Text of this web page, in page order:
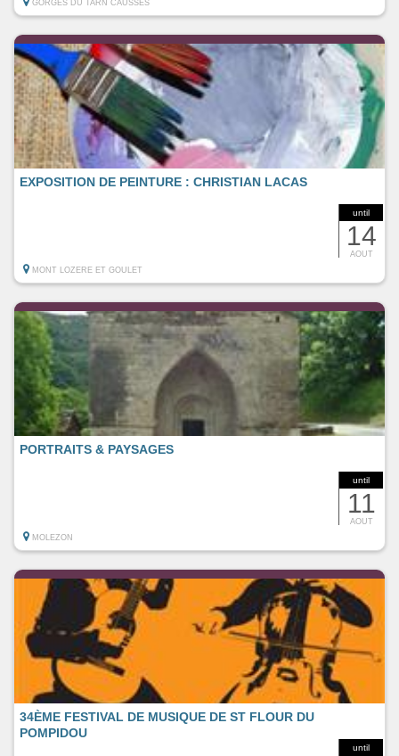
GORGES DU TARN CAUSSES
until
14
AOUT
EXPOSITION DE PEINTURE : CHRISTIAN LACAS
MONT LOZERE ET GOULET
until
11
AOUT
PORTRAITS & PAYSAGES
MOLEZON
until
34ÈME FESTIVAL DE MUSIQUE DE ST FLOUR DU
POMPIDOU